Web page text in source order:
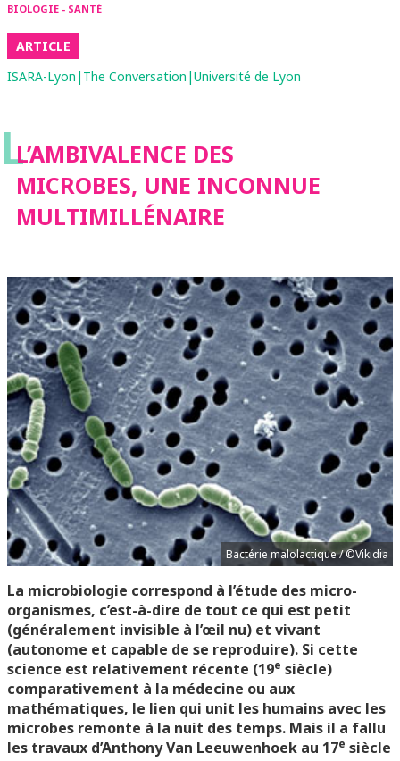
BIOLOGIE - SANTÉ
ARTICLE
ISARA-Lyon|The Conversation|Université de Lyon
LL’AMBIVALENCE DES
MICROBES, UNE INCONNUE
MULTIMILLÉNAIRE
Bactérie malolactique / ©Vikidia
La microbiologie correspond à l’étude des micro-
organismes, c’est-à-dire de tout ce qui est petit
(généralement invisible à l’œil nu) et vivant
(autonome et capable de se reproduire). Si cette
science est relativement récente (19e siècle)
comparativement à la médecine ou aux
mathématiques, le lien qui unit les humains avec les
microbes remonte à la nuit des temps. Mais il a fallu
les travaux d’Anthony Van Leeuwenhoek au 17e siècle